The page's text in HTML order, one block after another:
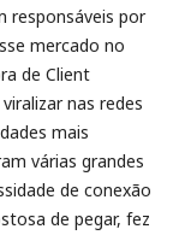
responsáveis por
mercado no
de Client
nas redes
mais
várias grandes
de conexão
de pegar, fez